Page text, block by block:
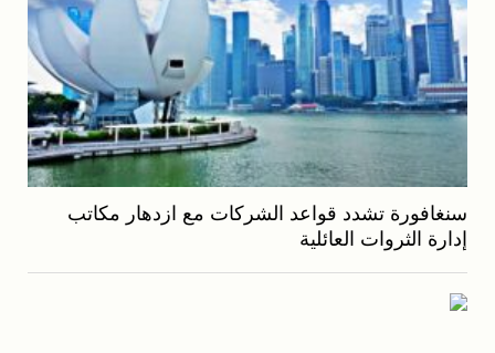
سنغافورة تشدد قواعد الشركات مع ازدهار مكاتب
إدارة الثروات العائلية